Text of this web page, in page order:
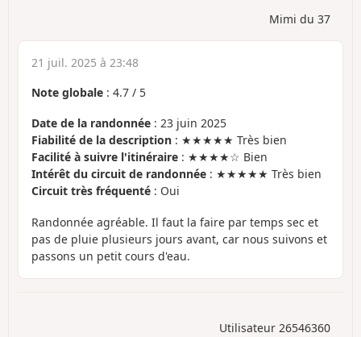
Mimi du 37
21 juil. 2025 à 23:48
Note globale : 4.7 / 5
Date de la randonnée : 23 juin 2025
Fiabilité de la description : ★★★★★ Très bien
Facilité à suivre l'itinéraire : ★★★★☆ Bien
Intérêt du circuit de randonnée : ★★★★★ Très bien
Circuit très fréquenté : Oui
Randonnée agréable. Il faut la faire par temps sec et
pas de pluie plusieurs jours avant, car nous suivons et
passons un petit cours d'eau.
Utilisateur 26546360